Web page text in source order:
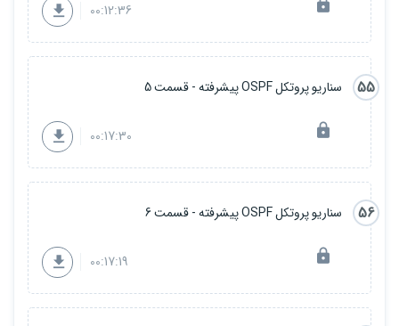
00:12:36
55 سناریو پروتکل OSPF پیشرفته - قسمت 5
00:17:30
56 سناریو پروتکل OSPF پیشرفته - قسمت 6
00:17:19